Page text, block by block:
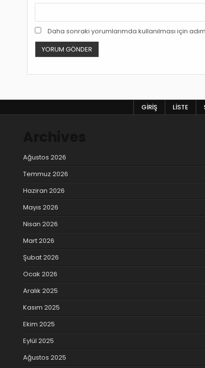
Daha sonraki yorumlarımda kullanılması için
GIRIŞ LISTE
Ağustos 2026
Temmuz 2026
Haziran 2026
Mayıs 2026
Nisan 2026
Mart 2026
Şubat 2026
Ocak 2026
Aralık 2025
Kasım 2025
Ekim 2025
Eylül 2025
Ağustos 2025